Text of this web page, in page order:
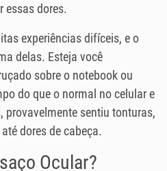
essas dores.
experiências difíceis, e o
delas. Esteja você
sobre o notebook ou
do que o normal no celular e
provavelmente sentiu tonturas,
dores de cabeça.
Ocular?